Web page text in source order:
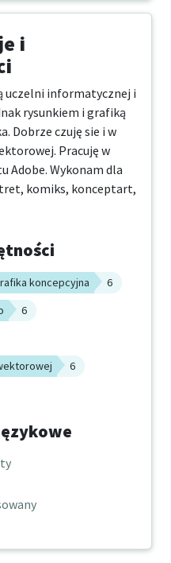
i
uczelni informatycznej i
rysunkiem i grafiką
Dobrze czuję sie i w
Pracuję w
Adobe. Wykonam dla
komiks, konceptart,
koncepcyjna
6
6
6